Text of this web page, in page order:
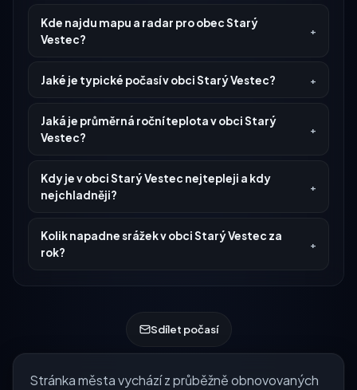
Kde najdu mapu a radar pro obec Starý
Vestec?
Jaké je typické počasí v obci Starý Vestec?
Jaká je průměrná roční teplota v obci Starý
Vestec?
Kdy je v obci Starý Vestec nejtepleji a kdy
nejchladněji?
Kolik napadne srážek v obci Starý Vestec za
rok?
Sdílet počasí
Stránka města vychází z průběžně obnovovaných